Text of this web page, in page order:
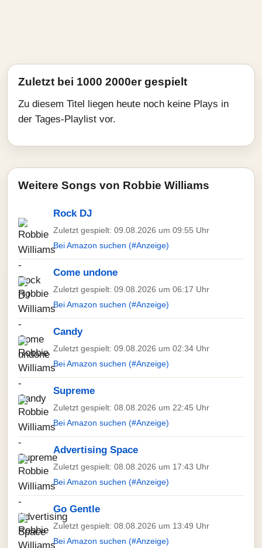
Zuletzt bei 1000 2000er gespielt
Zu diesem Titel liegen heute noch keine Plays in
der Tages-Playlist vor.
Weitere Songs von Robbie Williams
Rock DJ
Zuletzt gespielt: 09.08.2026 um 09:55 Uhr
Bei Amazon suchen (#Anzeige)
Come undone
Zuletzt gespielt: 09.08.2026 um 06:17 Uhr
Bei Amazon suchen (#Anzeige)
Candy
Zuletzt gespielt: 09.08.2026 um 02:34 Uhr
Bei Amazon suchen (#Anzeige)
Supreme
Zuletzt gespielt: 08.08.2026 um 22:45 Uhr
Bei Amazon suchen (#Anzeige)
Advertising Space
Zuletzt gespielt: 08.08.2026 um 17:43 Uhr
Bei Amazon suchen (#Anzeige)
Go Gentle
Zuletzt gespielt: 08.08.2026 um 13:49 Uhr
Bei Amazon suchen (#Anzeige)